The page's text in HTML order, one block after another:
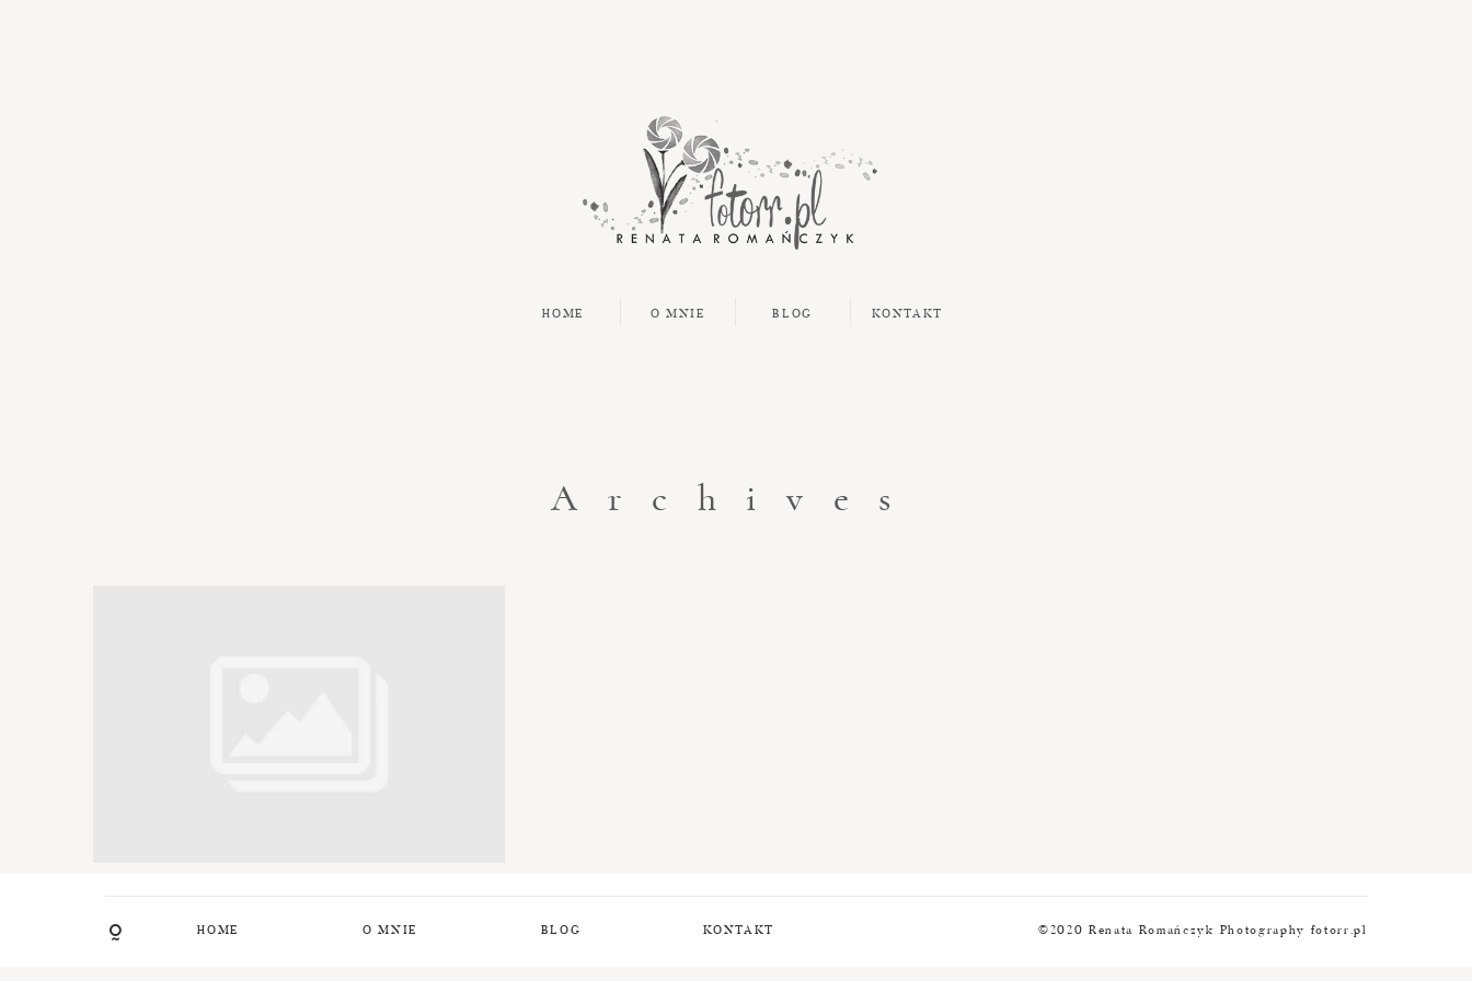
HOME O MNIE BLOG KONTAKT
Archives
HOME O MNIE BLOG KONTAKT ©2020 Renata Romańczyk Photography fotorr.pl